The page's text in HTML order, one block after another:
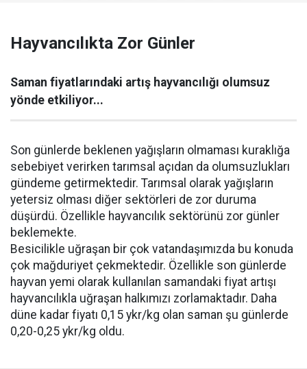
Hayvancılıkta Zor Günler
Saman fiyatlarındaki artış hayvancılığı olumsuz
yönde etkiliyor...
Son günlerde beklenen yağışların olmaması kuraklığa
sebebiyet verirken tarımsal açıdan da olumsuzlukları
gündeme getirmektedir. Tarımsal olarak yağışların
yetersiz olması diğer sektörleri de zor duruma
düşürdü. Özellikle hayvancılık sektörünü zor günler
beklemekte.
Besicilikle uğraşan bir çok vatandaşımızda bu konuda
çok mağduriyet çekmektedir. Özellikle son günlerde
hayvan yemi olarak kullanılan samandaki fiyat artışı
hayvancılıkla uğraşan halkımızı zorlamaktadır. Daha
düne kadar fiyatı 0,15 ykr/kg olan saman şu günlerde
0,20-0,25 ykr/kg oldu.